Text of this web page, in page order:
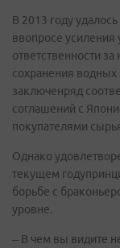
В 2013 году
ввопросе усиления
ответственности
сохранения
заключенряд
соглашений с
покупателями
Однако
текущем
борьбе с
уровне.
– В чем вы видите